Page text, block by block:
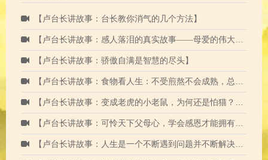
【卢台长讲故事：台长教你消气的几个方法】
【卢台长讲故事：感人落泪的真实故事——母爱的伟大与无私】悉尼2020年1月
【卢台长讲故事：骄傲自满是智慧的尽头】
【卢台长讲故事：食物看人生：不受煎熬不会成熟，总受煎熬会成为老油条】
【卢台长讲故事：变成老虎的小老鼠，为何还是怕猫？】荷兰2019年9月
【卢台长讲故事：可怜天下父母心，学会感恩才能拥有慈悲】
【卢台长讲故事：人生是一个不断遇到问题并不断解决问题的过程】